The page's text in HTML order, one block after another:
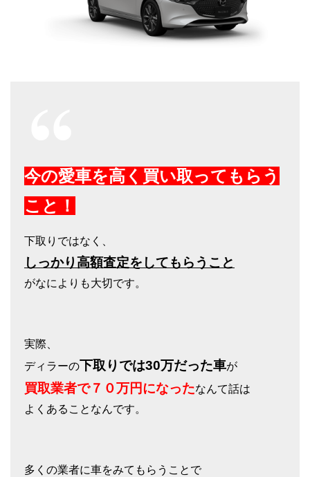
今の愛車を高く買い取ってもらう
こと！
下取りではなく、
しっかり高額査定をしてもらうこと
がなによりも大切です。
実際、
ディラーの下取りでは30万だった車が
買取業者で７０万円になったなんて話は
よくあることなんです。
多くの業者に車をみてもらうことで